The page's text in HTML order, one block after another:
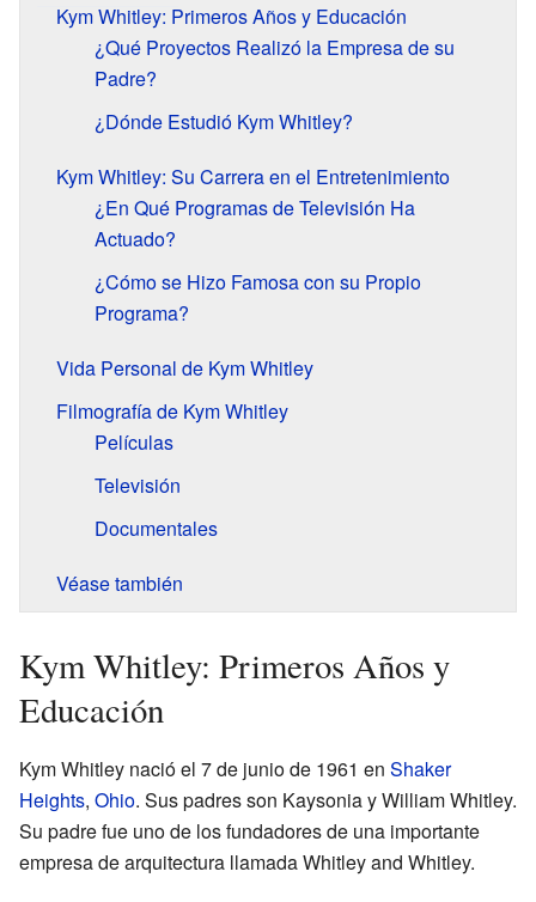
Kym Whitley: Primeros Años y Educación
¿Qué Proyectos Realizó la Empresa de su
Padre?
¿Dónde Estudió Kym Whitley?
Kym Whitley: Su Carrera en el Entretenimiento
¿En Qué Programas de Televisión Ha
Actuado?
¿Cómo se Hizo Famosa con su Propio
Programa?
Vida Personal de Kym Whitley
Filmografía de Kym Whitley
Películas
Televisión
Documentales
Véase también
Kym Whitley: Primeros Años y
Educación
Kym Whitley nació el 7 de junio de 1961 en Shaker
Heights, Ohio. Sus padres son Kaysonia y William Whitley.
Su padre fue uno de los fundadores de una importante
empresa de arquitectura llamada Whitley and Whitley.